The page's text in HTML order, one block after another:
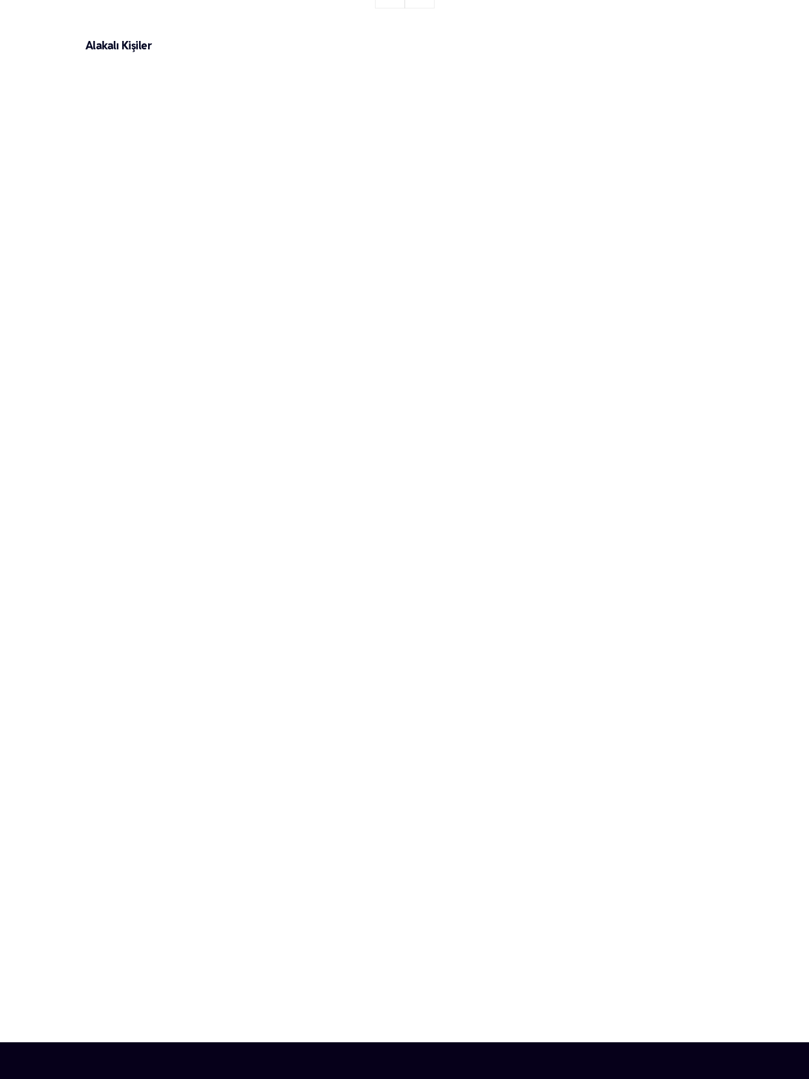
Alakalı Kişiler
Cem Davran